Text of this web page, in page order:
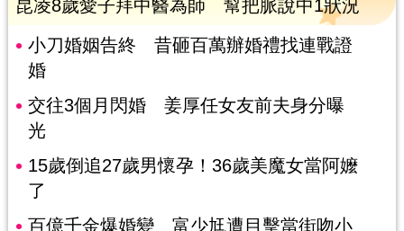
昆凌8歲愛子拜中醫為師 幫把脈說中1狀況
小刀婚姻告終 昔砸百萬辦婚禮找連戰證
婚
交往3個月閃婚 姜厚任女友前夫身分曝
光
15歲倒追27歲男懷孕！36歲美魔女當阿嬤
了
百億千金爆婚變 富少尪遭目擊當街吻小